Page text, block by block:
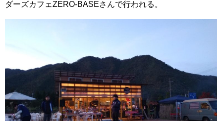
ダーズカフェZERO-BASEさんで行われる。